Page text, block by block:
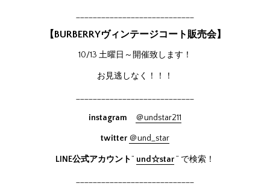
____________________________
【BURBERRYヴィンテージコート販売会】
10/13 土曜日～開催致します！
お見逃しなく！！！
instagram ＠undstar211
twitter ＠und_star
LINE公式アカウント” und☆star” で検索！